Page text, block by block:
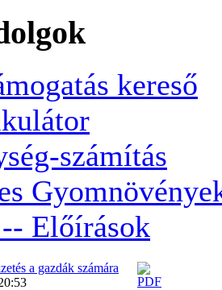
kereső
számítás
Előírások
a gazdák számára